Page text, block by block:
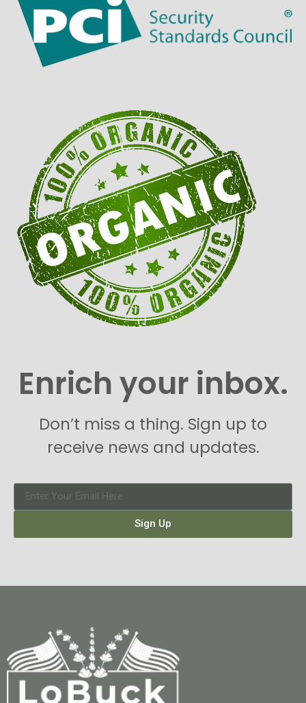
Enrich your inbox.
Don’t miss a thing. Sign up to
receive news and updates.
Sign Up